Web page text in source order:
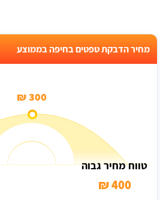
מחיר הדבקת טפטים בחיפה בממוצע
300 ₪
טווח מחיר גבוה
400 ₪